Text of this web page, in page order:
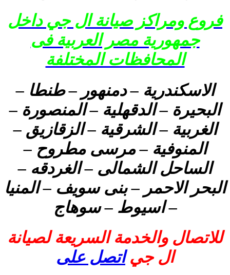
فروع ومراكز صيانة ال جي داخل
جمهورية مصر العربية فى
المحافظات المختلفة
الاسكندرية – دمنهور – طنطا –
البحيرة – الدقهلية – المنصورة –
الغربية – الشرقية – الزقازيق –
المنوفية – مرسى مطروح –
الساحل الشمالى – الغردقه –
البحر الاحمر – بنى سويف – المنيا
– اسيوط – سوهاج
للاتصال والخدمة السريعة لصيانة
ال جياتصل على